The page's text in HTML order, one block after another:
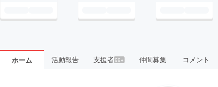
ホーム 活動報告 支援者99+ 仲間募集 コメント